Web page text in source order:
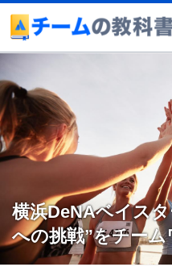
横浜DeNAベイス
への挑戦”をチー